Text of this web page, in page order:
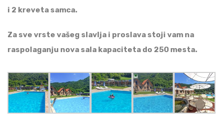
i 2 kreveta samca.
Za sve vrste vašeg slavlja i proslava stoji vam na
raspolaganju nova sala kapaciteta do 250 mesta.